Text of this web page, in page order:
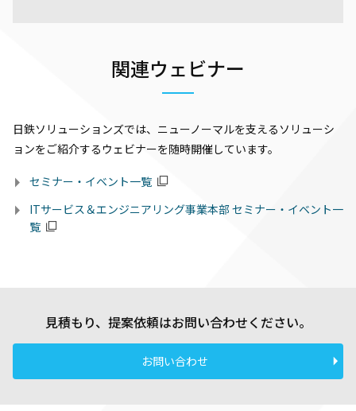
関連ウェビナー
日鉄ソリューションズでは、ニューノーマルを支えるソリューシ
ョンをご紹介するウェビナーを随時開催しています。
セミナー・イベント一覧
ITサービス＆エンジニアリング事業本部 セミナー・イベント一
覧
見積もり、提案依頼はお問い合わせください。
お問い合わせ